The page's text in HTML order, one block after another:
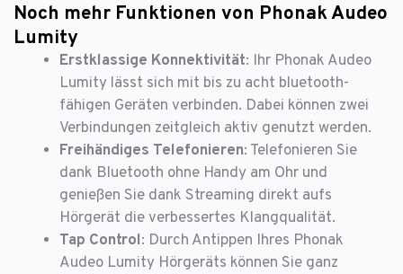
Noch mehr Funktionen von Phonak Audeo
Lumity
Erstklassige Konnektivität: Ihr Phonak Audeo
Lumity lässt sich mit bis zu acht bluetooth-
fähigen Geräten verbinden. Dabei können zwei
Verbindungen zeitgleich aktiv genutzt werden.
Freihändiges Telefonieren: Telefonieren Sie
dank Bluetooth ohne Handy am Ohr und
genießen Sie dank Streaming direkt aufs
Hörgerät die verbessertes Klangqualität.
Tap Control: Durch Antippen Ihres Phonak
Audeo Lumity Hörgeräts können Sie ganz